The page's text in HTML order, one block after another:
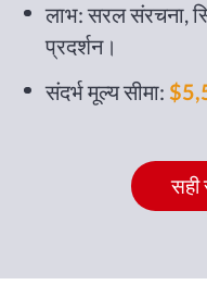
लाभ: सरल संरचना,
प्रदर्शन।
संदर्भ मूल्य सीमा:
सही